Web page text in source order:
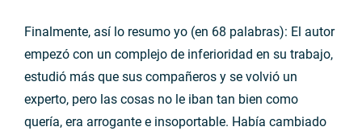
Finalmente, así lo resumo yo (en 68 palabras): El autor
empezó con un complejo de inferioridad en su trabajo,
estudió más que sus compañeros y se volvió un
experto, pero las cosas no le iban tan bien como
quería, era arrogante e insoportable. Había cambiado